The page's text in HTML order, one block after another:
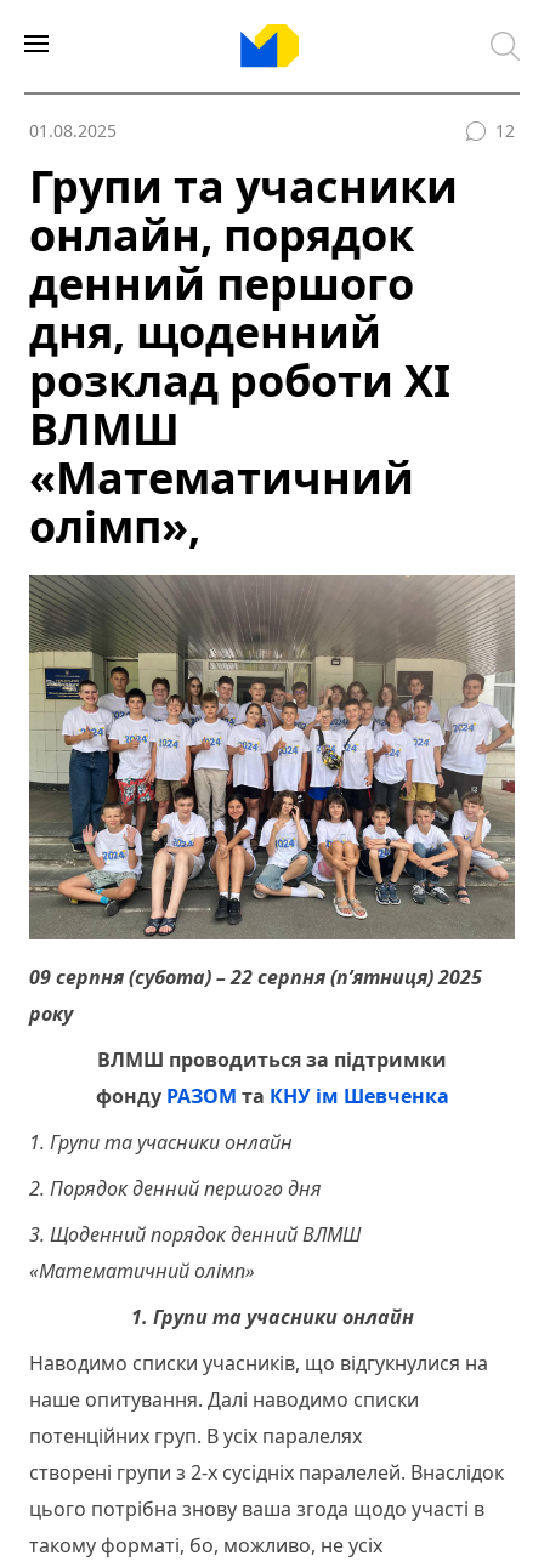
01.08.2025 12
Групи та учасники
онлайн, порядок
денний першого
дня, щоденний
розклад роботи ХІ
ВЛМШ
«Математичний
олімп»,
09 серпня (субота) – 22 серпня (п’ятниця) 2025
року
ВЛМШ проводиться за підтримки
фонду РАЗОМ та КНУ ім Шевченка
1. Групи та учасники онлайн
2. Порядок денний першого дня
3. Щоденний порядок денний ВЛМШ
«Математичний олімп»
1. Групи та учасники онлайн
Наводимо списки учасників, що відгукнулися на
наше опитування. Далі наводимо списки
потенційних груп. В усіх паралелях
створені групи з 2-х сусідніх паралелей. Внаслідок
цього потрібна знову ваша згода щодо участі в
такому форматі, бо, можливо, не усіх